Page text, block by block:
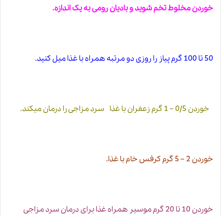
خوردن مخلوط تخم شوید و بادیان رومی به یک اندازه.
50 تا 100 گرم پیاز را روزی دو مرتبه همراه با غذا میل کنید.
خوردن 0/5 – 1 گرم زعفران با غذا سرد مزاجی را درمان میکند.
خوردن 2 – 5 گرم کرفس خام با غذا.
خوردن 10 تا 20 گرم موسیر همراه غذا برای درمان سرد مزاجی